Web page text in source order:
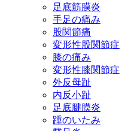
足底筋膜炎
手足の痛み
股関節痛
変形性股関節症
膝の痛み
変形性膝関節症
外反母趾
内反小趾
足底腱膜炎
踵のいたみ